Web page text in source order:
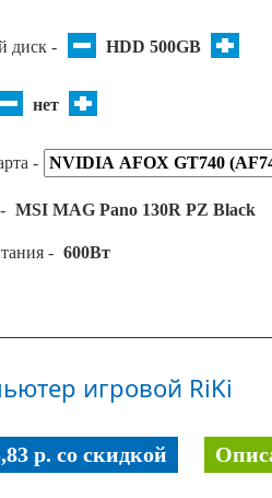
диск - HDD 500GB
нет
-
MSI MAG Pano 130R PZ Black
- 600Вт
игровой RiKi
p. co скидкой